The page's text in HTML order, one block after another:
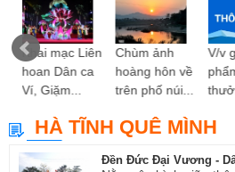
Khai mạc Liên
hoan Dân ca
Ví, Giặm...
Chùm ảnh
hoàng hôn về
trên phố núi...
V/v
HÀ TĨNH QUÊ MÌNH
Đền Đức Đại Vương -